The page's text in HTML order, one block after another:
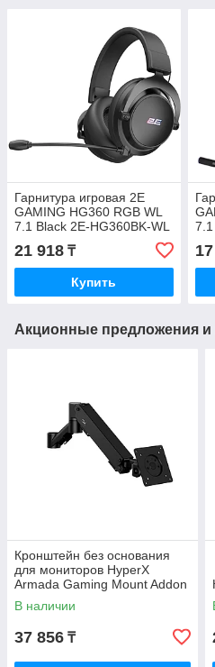
Гарнитура игровая 2E
GAMING HG360 RGB WL
7.1 Black 2E-HG360BK-WL
21 918 ₸
Купить
Акционные предложения и
Кронштейн без основания
для мониторов HyperX
Armada Gaming Mount Addon
66X82AA
В наличии
37 856 ₸